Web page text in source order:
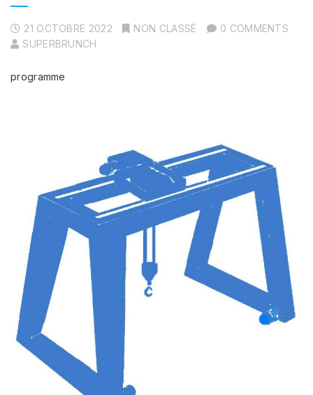
21 OCTOBRE 2022 NON CLASSÉ
0 COMMENTS
SUPERBRUNCH
programme